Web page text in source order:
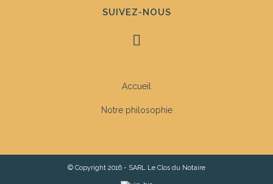
SUIVEZ-NOUS
Accueil
Notre philosophie
© Copyright 2016 - SARL Le Clos du Notaire